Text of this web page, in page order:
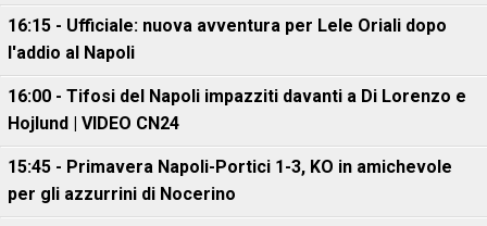
16:15 - Ufficiale: nuova avventura per Lele Oriali dopo
l'addio al Napoli
16:00 - Tifosi del Napoli impazziti davanti a Di Lorenzo e
Hojlund | VIDEO CN24
15:45 - Primavera Napoli-Portici 1-3, KO in amichevole
per gli azzurrini di Nocerino